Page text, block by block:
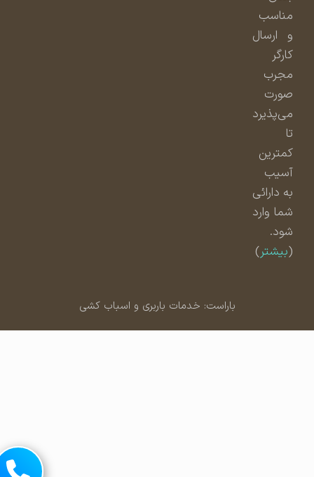
مناسب
و ارسال
مجرب
صورت
می‌پذیرد
کمترین
آسیب
به دارائی
شما وارد
شود.
بیشتر)
باراست: خدمات باربری و اسباب کشی